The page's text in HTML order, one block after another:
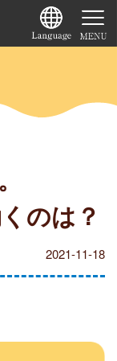
のは？
2021-11-18